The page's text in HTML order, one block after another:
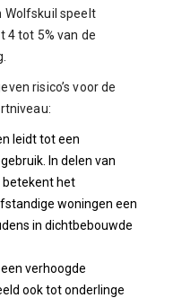
Wolfskuil speelt
4 tot 5% van de
risico’s voor de
leidt tot een
In delen van
betekent het
woningen een
in dichtbebouwde
verhoogde
ook tot onderlinge